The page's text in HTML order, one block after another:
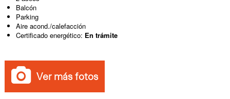
Balcón
Parking
Aire acond./calefacción
Certificado energético: En trámite
Ver más fotos